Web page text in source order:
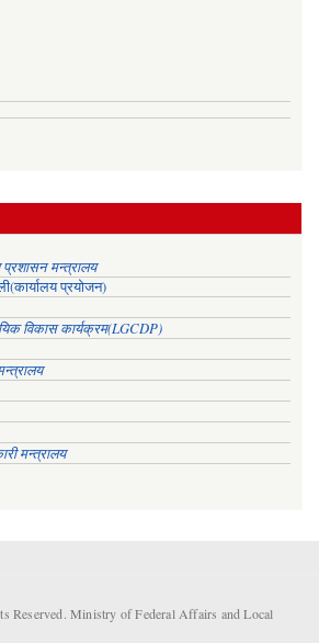
प्रशासन मन्त्रालय
प्रयोजन)
विकास कार्यक्रम(LGCDP)
मन्त्रालय
Reserved. Ministry of Federal Affairs and Local